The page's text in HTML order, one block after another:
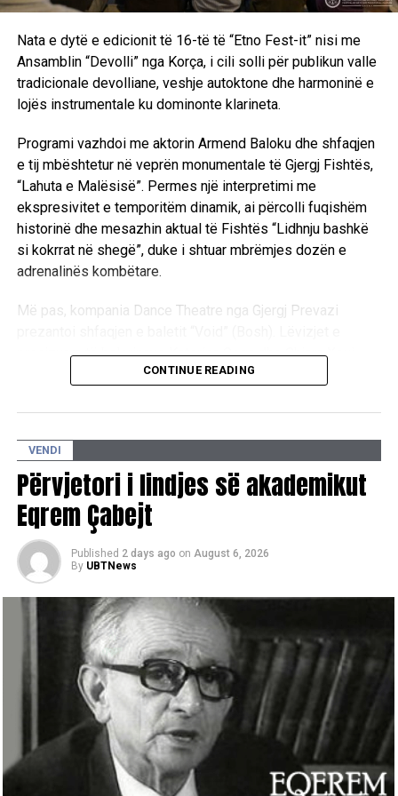
Nata e dytë e edicionit të 16-të të “Etno Fest-it” nisi me
Ansamblin “Devolli” nga Korça, i cili solli për publikun valle
tradicionale devolliane, veshje autoktone dhe harmoninë e
lojës instrumentale ku dominonte klarineta.
Programi vazhdoi me aktorin Armend Baloku dhe shfaqjen
e tij mbështetur në veprën monumentale të Gjergj Fishtës,
“Lahuta e Malësisë”. Permes një interpretimi me
ekspresivitet e temporitëm dinamik, ai përcolli fuqishëm
historinë dhe mesazhin aktual të Fishtës “Lidhnju bashkë
si kokrrat në shegë”, duke i shtuar mbrëmjes dozën e
adrenalinës kombëtare.
Më pas, kompania Dance Theatre nga Gjergj Prevazi
precizuara të balerinave Katerina Goga dhe Chiara Xoxi
përcollën përmes gjuhës së trupit përpjekjen për të
përmbyll te “Qilimi fluturues i gjyshes” me performancën e
grupit “NA” dhe DJ Cabo, duke gërshetuar muziken
tradicionale me atë moderne. /E.A/
CONTINUE READING
VENDI
Përvjetori i lindjes së akademikut
Eqrem Çabejt
Published 2 days ago on August 6, 2026
By UBTNews